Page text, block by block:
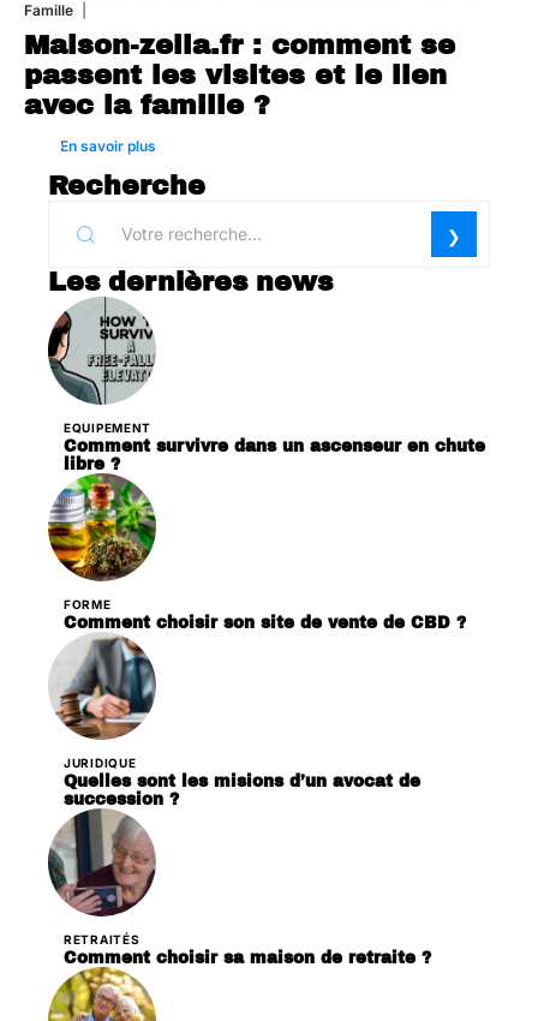
Famille
Maison-zelia.fr : comment se
passent les visites et le lien
avec la famille ?
En savoir plus
Recherche
Les dernières news
EQUIPEMENT
Comment survivre dans un ascenseur en chute
libre ?
FORME
Comment choisir son site de vente de CBD ?
JURIDIQUE
Quelles sont les misions d’un avocat de
succession ?
RETRAITÉS
Comment choisir sa maison de retraite ?